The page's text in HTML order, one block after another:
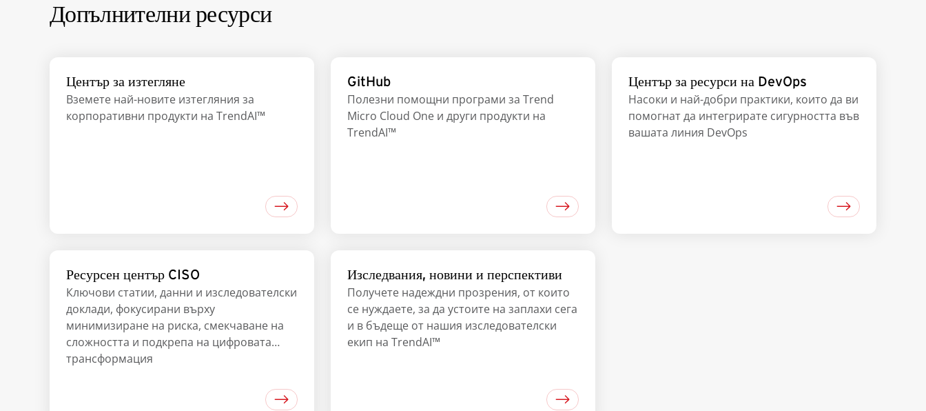
Допълнителни ресурси
Център за изтегляне
Вземете най-новите изтегляния за
корпоративни продукти на TrendAI™
GitHub
Полезни помощни програми за Trend
Micro Cloud One и други продукти на
TrendAI™
Център за ресурси на DevOps
Насоки и най-добри практики, които да ви
помогнат да интегрирате сигурността във
вашата линия DevOps
Ресурсен център CISO
Ключови статии, данни и изследователски
доклади, фокусирани върху
минимизиране на риска, смекчаване на
сложността и подкрепа на цифровата
трансформация
Изследвания, новини и перспективи
Получете надеждни прозрения, от които
се нуждаете, за да устоите на заплахи сега
и в бъдеще от нашия изследователски
екип на TrendAI™